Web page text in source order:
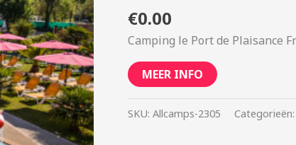
€0.00
Camping le Port de Plaisance
MEER INFO
SKU: Allcamps-2305 Categorieën: